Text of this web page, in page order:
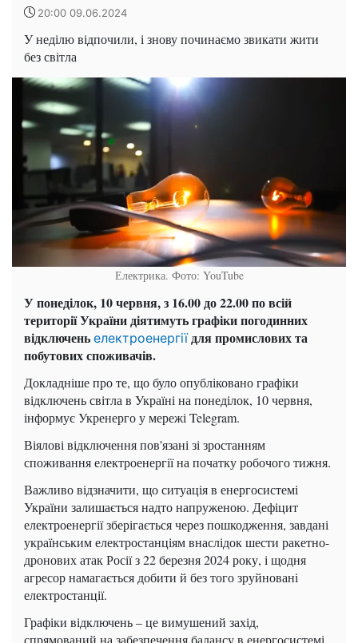
20:00 09.06.2024
У неділю відпочили, і знову починаємо звикати жити
без світла
Електрика. Фото: YouTube
У понеділок, 10 червня, з 16.00 до 22.00 по всій
території України діятимуть графіки погодинних
відключень електроенергіїдля промислових та
побутових споживачів.
Докладніше про те, що було опубліковано графіки
відключень світла в Україні на понеділок, 10 червня,
інформує Укренерго у мережі Telegram.
Віялові відключення пов'язані зі зростанням
споживання електроенергії на початку робочого тижня.
Важливо відзначити, що ситуація в енергосистемі
України залишається надто напруженою. Дефіцит
електроенергії зберігається через пошкодження, завдані
українським електростанціям внаслідок шести ракетно-
дронових атак Росії з 22 березня 2024 року, і щодня
агресор намагається добити й без того зруйновані
електростанції.
Графіки відключень – це вимушений захід,
спрямований на забезпечення балансу в енергосистемі